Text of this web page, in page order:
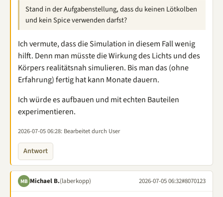
Stand in der Aufgabenstellung, dass du keinen Lötkolben
und kein Spice verwenden darfst?
Ich vermute, dass die Simulation in diesem Fall wenig
hilft. Denn man müsste die Wirkung des Lichts und des
Körpers realitätsnah simulieren. Bis man das (ohne
Erfahrung) fertig hat kann Monate dauern.
Ich würde es aufbauen und mit echten Bauteilen
experimentieren.
2026-07-05 06:28: Bearbeitet durch User
Antwort
MB Michael B.(laberkopp) 2026-07-05 06:32#8070123